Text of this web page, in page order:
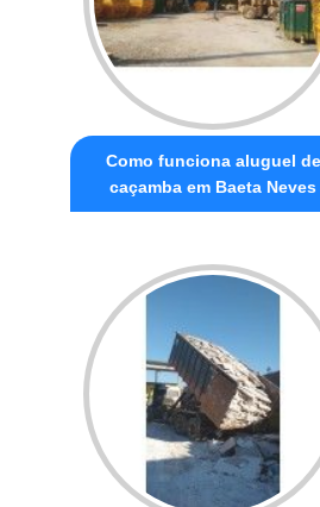
Como funciona aluguel de
caçamba em Baeta Neves